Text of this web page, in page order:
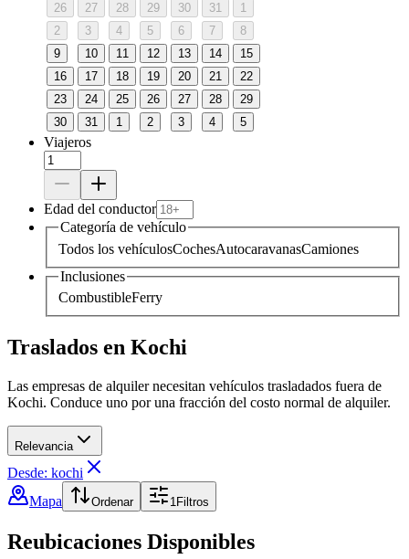
26 27 28 29 30 31
1
2
3 4 5 6 7
8
9
10 11 12 13 14
15
16
17 18 19 20 21
22
23
24 25 26 27 28
29
30
31 1 2 3 4 5
Viajeros
Edad del conductor
Categoría de vehículo
Todos los vehículosCochesAutocaravanasCamiones
Inclusiones
CombustibleFerry
Traslados en Kochi
Las empresas de alquiler necesitan vehículos trasladados fuera de
Kochi. Conduce uno por una fracción del costo normal de alquiler.
Relevancia
Desde: kochi
Mapa
Ordenar 1Filtros
Reubicaciones Disponibles